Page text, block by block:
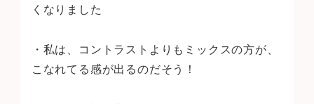
くなりました
・私は、コントラストよりもミックスの方が、
こなれてる感が出るのだそう！